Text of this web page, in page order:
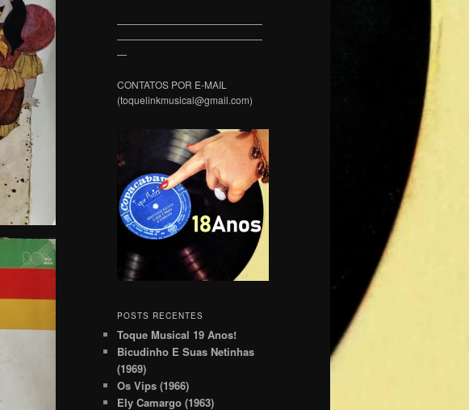
———————————————
———————————————
—
CONTATOS POR E-MAIL
(toquelinkmusical@gmail.com)
POSTS RECENTES
Toque Musical 19 Anos!
Bicudinho E Suas Netinhas
(1969)
Os Vips (1966)
Ely Camargo (1963)